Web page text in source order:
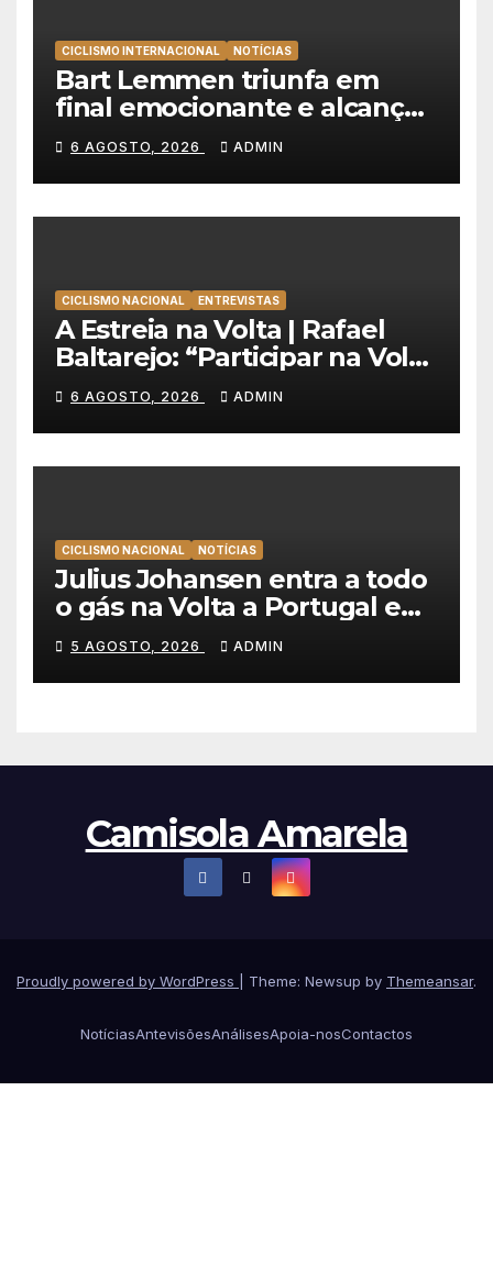
CICLISMO INTERNACIONAL NOTÍCIAS
Bart Lemmen triunfa em
final emocionante e alcança
a primeira vitória da carreira
na Volta à Polónia
6 AGOSTO, 2026 ADMIN
CICLISMO NACIONAL ENTREVISTAS
A Estreia na Volta | Rafael
Baltarejo: “Participar na Volta
a Portugal é o sonho de
qualquer ciclista”
6 AGOSTO, 2026 ADMIN
CICLISMO NACIONAL NOTÍCIAS
Julius Johansen entra a todo
o gás na Volta a Portugal e
lidera dobradinha da UAE
Team Emirates em Lisboa
5 AGOSTO, 2026 ADMIN
Camisola Amarela
Proudly powered by WordPress Theme: Newsup by Themeansar.
NotíciasAntevisõesAnálisesApoia-nosContactos